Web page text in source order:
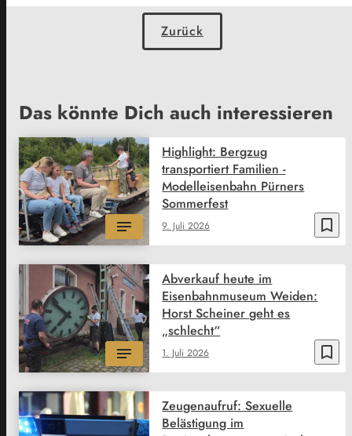
Zurück
Das könnte Dich auch interessieren
bookmark_border
9. Juli 2026
Highlight: Bergzug
transportiert Familien -
Modelleisenbahn Pürners
Sommerfest
bookmark_border
1. Juli 2026
Abverkauf heute im
Eisenbahnmuseum Weiden:
Horst Scheiner geht es
„schlecht“
Zeugenaufruf: Sexuelle
Belästigung im